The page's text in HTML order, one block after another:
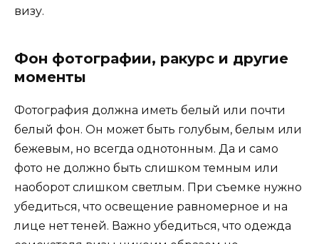
визу.
Фон фотографии, ракурс и другие
моменты
Фотография должна иметь белый или почти
белый фон. Он может быть голубым, белым или
бежевым, но всегда однотонным. Да и само
фото не должно быть слишком темным или
наоборот слишком светлым. При съемке нужно
убедиться, что освещение равномерное и на
лице нет теней. Важно убедиться, что одежда